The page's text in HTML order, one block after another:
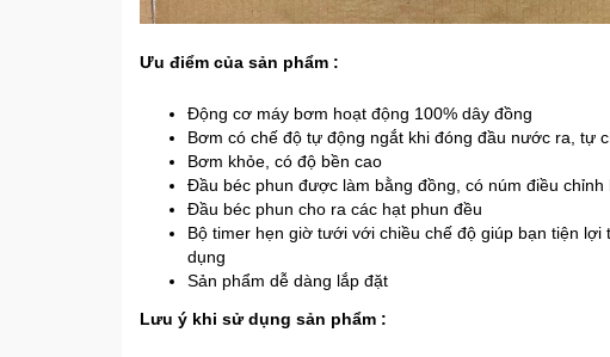
Ưu điểm của sản phẩm :
Động cơ máy bơm hoạt động 100% dây đồng
Bơm có chế độ tự động ngắt khi đóng đầu nước ra, tự
Bơm khỏe, có độ bền cao
Đầu béc phun được làm bằng đồng, có núm điều
Đầu béc phun cho ra các hạt phun đều
Bộ timer hẹn giờ tưới với chiều chế độ giúp bạn tiện
dụng
Sản phẩm dễ dàng lắp đặt
Lưu ý khi sử dụng sản phẩm :